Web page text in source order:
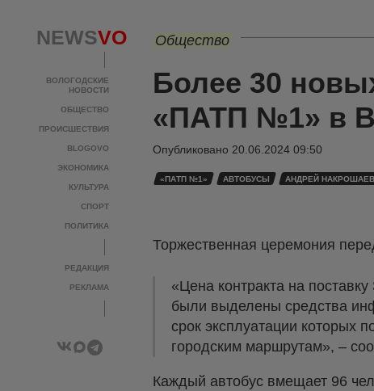
NEWSVO
ВОЛОГОДСКИЕ
НОВОСТИ
ОБЩЕСТВО
ПРОИСШЕСТВИЯ
BLOGOVO
ЭКОНОМИКА
КУЛЬТУРА
СПОРТ
ПОЛИТИКА
РЕДАКЦИЯ
РЕКЛАМА
Общество
Более 30
«ПАТП №1» в
Опубликовано 20.06.2024 09:50
«ПАТП №1» АВТОБУСЫ АНДРЕЙ НАКРОШАЕВ
Торжественная церемония
«Цена контракта на
были выделены средства
срок эксплуатации которых
городским маршрутам», –
Каждый автобус вмещает 96